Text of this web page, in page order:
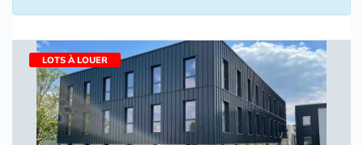
LOTS À LOUER